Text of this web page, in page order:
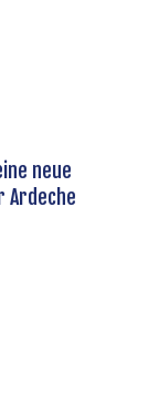
neue
Ardeche